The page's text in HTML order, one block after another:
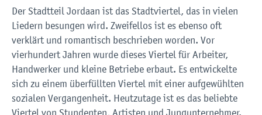
Der Stadtteil Jordaan ist das Stadtviertel, das in vielen
Liedern besungen wird. Zweifellos ist es ebenso oft
verklärt und romantisch beschrieben worden. Vor
vierhundert Jahren wurde dieses Viertel für Arbeiter,
Handwerker und kleine Betriebe erbaut. Es entwickelte
sich zu einem überfüllten Viertel mit einer aufgewühlten
sozialen Vergangenheit. Heutzutage ist es das beliebte
Viertel von Stundenten, Artisten und Jungunternehmer.